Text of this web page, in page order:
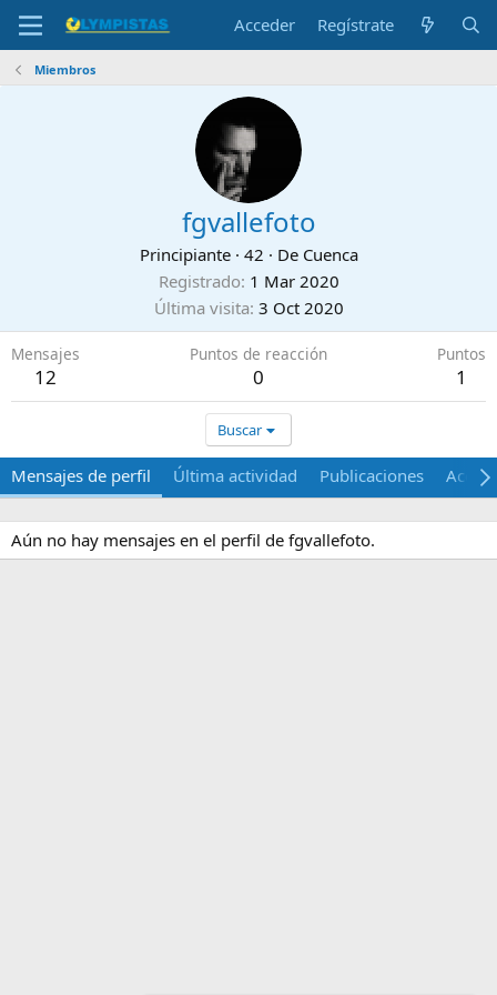
Acceder Regístrate
Miembros
fgvallefoto
Principiante · 42 · De Cuenca
Registrado 1 Mar 2020
Última visita 3 Oct 2020
Mensajes
12
Puntos de reacción
0
Puntos
1
Buscar
Mensajes de perfil Última actividad Publicaciones Acerca
Aún no hay mensajes en el perfil de fgvallefoto.